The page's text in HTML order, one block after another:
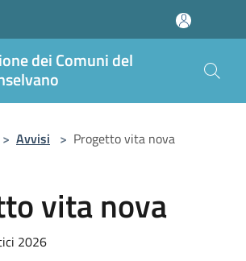
dei Comuni del
> Avvisi > Progetto vita nova
vita nova
2026